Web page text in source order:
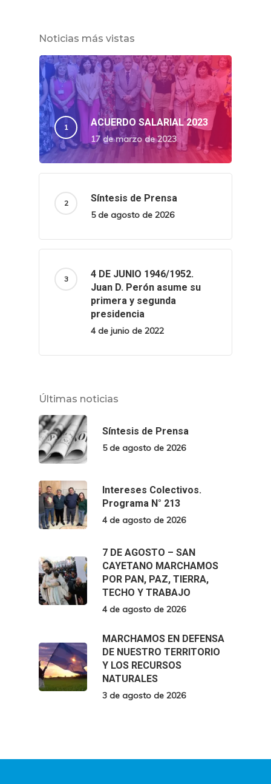
Noticias más vistas
ACUERDO SALARIAL 2023
17 de marzo de 2023
Síntesis de Prensa
5 de agosto de 2026
4 DE JUNIO 1946/1952.
Juan D. Perón asume su
primera y segunda
presidencia
4 de junio de 2022
Últimas noticias
Síntesis de Prensa
5 de agosto de 2026
Intereses Colectivos.
Programa N° 213
4 de agosto de 2026
7 DE AGOSTO – SAN
CAYETANO MARCHAMOS
POR PAN, PAZ, TIERRA,
TECHO Y TRABAJO
4 de agosto de 2026
MARCHAMOS EN DEFENSA
DE NUESTRO TERRITORIO
Y LOS RECURSOS
NATURALES
3 de agosto de 2026